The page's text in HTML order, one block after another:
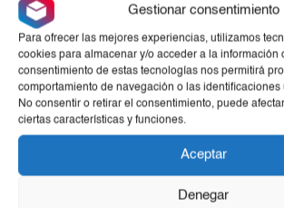
Gestionar consentimiento
Para ofrecer las mejores experiencias, utilizamos
cookies para almacenar y/o acceder a la información
consentimiento de estas tecnologías nos permitirá
comportamiento de navegación o las identificaciones
No consentir o retirar el consentimiento, puede
ciertas características y funciones.
Aceptar
Denegar